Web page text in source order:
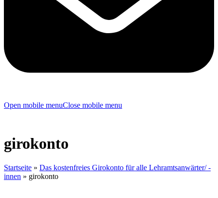
Open mobile menuClose mobile menu
girokonto
Startseite » Das kostenfreies Girokonto für alle Lehramtsanwärter/ -
innen » girokonto